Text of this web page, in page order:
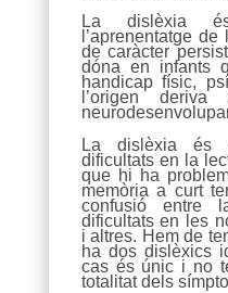
La dislèxia
l’aprenentatge
de caràcter
dóna en infants
handicap físic,
l’origen deriva
La dislèxia és
dificultats en la
que hi ha
memòria a curt
confusió entre
dificultats en les
i altres. Hem de
ha dos dislèxics
cas és únic i no
totalitat dels